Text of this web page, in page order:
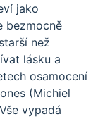
jako
bezmocně
než
lásku a
osamocení
(Michiel
vypadá